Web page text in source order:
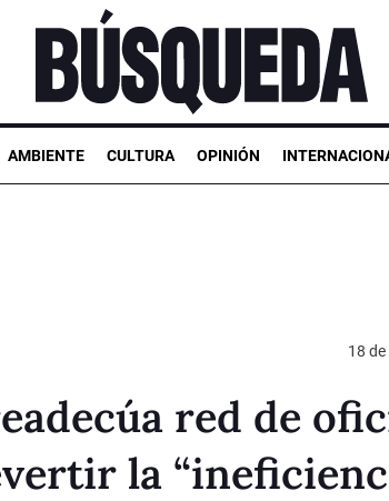
AMBIENTE CULTURA OPINIÓN
18
red de
la